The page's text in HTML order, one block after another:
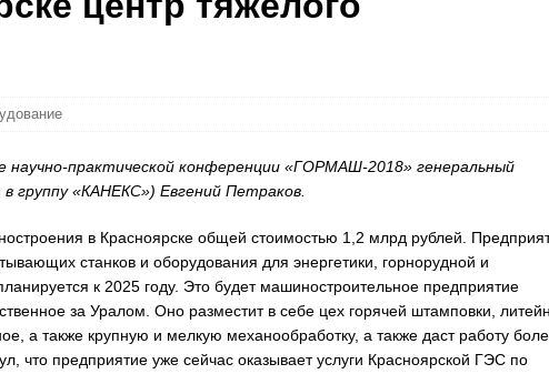
практической конференции «ГОРМАШ-2018» генеральный
группу «КАНЕКС») Евгений Петраков.
в Красноярске общей стоимостью 1,2 млрд рублей.
станков и оборудования для энергетики, горнорудной и
к 2025 году. Это будет машиностроительное предприятие
за Уралом. Оно разместит в себе цех горячей штамповки,
а также крупную и мелкую механообработку, а также даст работу
что предприятие уже сейчас оказывает услуги Красноярской ГЭС по